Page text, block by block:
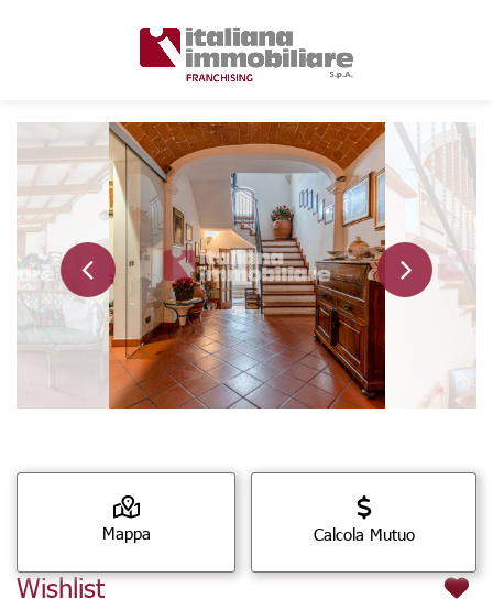
Mappa Calcola Mutuo
Wishlist